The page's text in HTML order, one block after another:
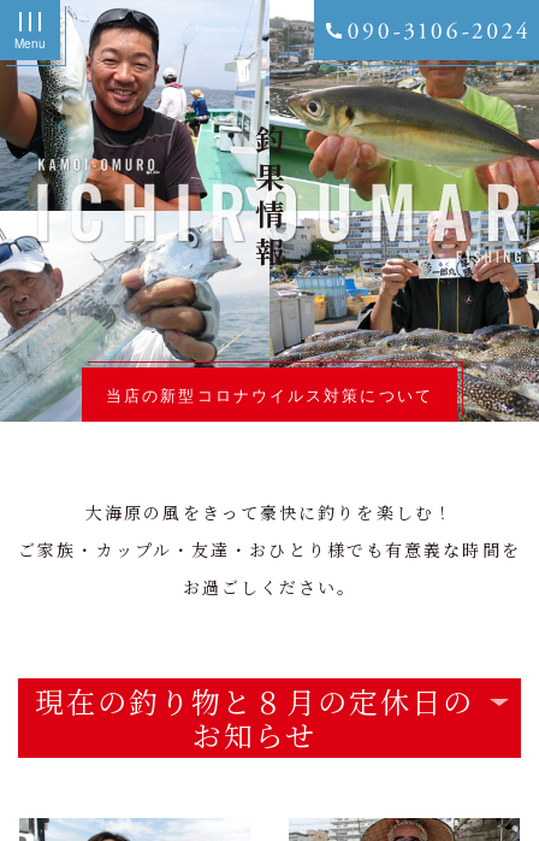
Menu
釣果情報
当店の新型コロナウイルス対策について
大海原の風をきって豪快に釣りを楽しむ！
ご家族・カップル・友達・おひとり様でも有意義な時間を
お過ごしください。
現在の釣り物と８月の定休日の
お知らせ